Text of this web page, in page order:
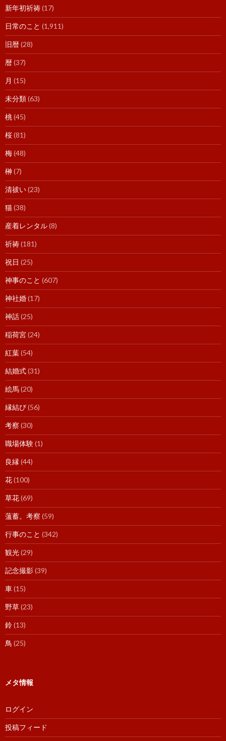
新年初祈祷(17)
日常のこと (1,911)
旧暦(28)
暦(37)
月 (15)
未分類(63)
桃(45)
桜(81)
梅(48)
榊(7)
清祓い(23)
猫(38)
産着レンタル(8)
祈祷(181)
祝日 (25)
神事のこと (607)
神社婚(17)
神話(25)
稲荷宮(24)
紅葉(54)
結婚式(31)
絵馬(20)
縁結び(56)
考察 (30)
職場体験(1)
良縁 (44)
花(100)
草花(69)
薀蓄。考察 (59)
行事のこと (342)
観光(29)
記念撮影(39)
車(15)
野草(23)
鈴(13)
鳥 (25)
メタ情報
ログイン
投稿フィード